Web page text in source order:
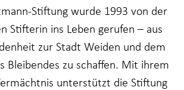
Stiftung wurde 1993 von der
Stifterin ins Leben gerufen – aus
zur Stadt Weiden und dem
Bleibendes zu schaffen. Mit ihrem
unterstützt die Stiftung